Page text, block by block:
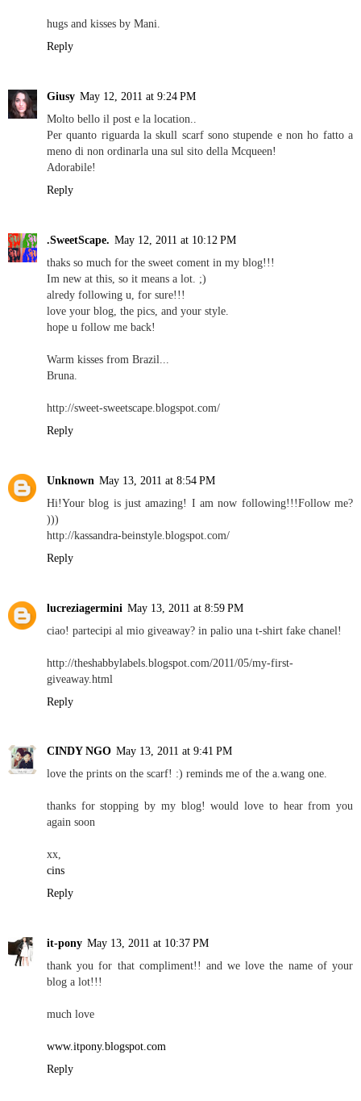
hugs and kisses by Mani.
Reply
Giusy May 12, 2011 at 9:24 PM
Molto bello il post e la location..
Per quanto riguarda la skull scarf sono stupende e non ho fatto a
meno di non ordinarla una sul sito della Mcqueen!
Adorabile!
Reply
.SweetScape. May 12, 2011 at 10:12 PM
thaks so much for the sweet coment in my blog!!!
Im new at this, so it means a lot. ;)
alredy following u, for sure!!!
love your blog, the pics, and your style.
hope u follow me back!
Warm kisses from Brazil...
Bruna.
http://sweet-sweetscape.blogspot.com/
Reply
Unknown May 13, 2011 at 8:54 PM
Hi!Your blog is just amazing! I am now following!!!Follow me?
)))
http://kassandra-beinstyle.blogspot.com/
Reply
lucreziagermini May 13, 2011 at 8:59 PM
ciao! partecipi al mio giveaway? in palio una t-shirt fake chanel!
http://theshabbylabels.blogspot.com/2011/05/my-first-
giveaway.html
Reply
CINDY NGO May 13, 2011 at 9:41 PM
love the prints on the scarf! :) reminds me of the a.wang one.
thanks for stopping by my blog! would love to hear from you
again soon
xx,
cins
Reply
it-pony May 13, 2011 at 10:37 PM
thank you for that compliment!! and we love the name of your
blog a lot!!!
much love
www.itpony.blogspot.com
Reply